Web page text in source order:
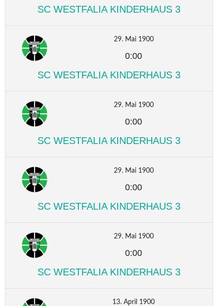
SC WESTFALIA KINDERHAUS 3
29. Mai 1900
0:00
SC WESTFALIA KINDERHAUS 3
29. Mai 1900
0:00
SC WESTFALIA KINDERHAUS 3
29. Mai 1900
0:00
SC WESTFALIA KINDERHAUS 3
29. Mai 1900
0:00
SC WESTFALIA KINDERHAUS 3
13. April 1900